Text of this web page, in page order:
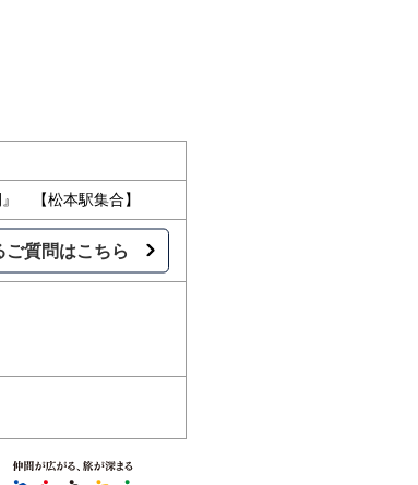
【松本駅集合】
ご質問はこちら